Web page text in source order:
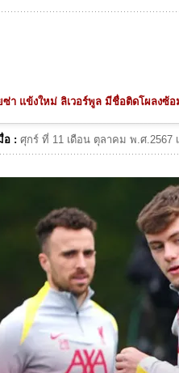
ยซ่า แข้งใหม่ ลิเวอร์พูล มีชื่อติดโผลงซ้
อ : ศุกร์ ที่ 11 เดือน ตุลาคม พ.ศ.2567